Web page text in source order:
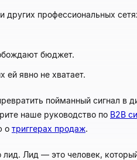
профессиональных
бюджет.
ей явно не хватает.
пойманный сигнал в
наше руководство по B2B
о триггерах продаж.
лид. Лид — это человек,